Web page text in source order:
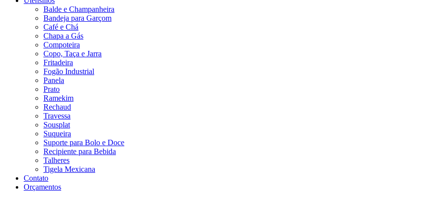
Balde e Champanheira
Bandeja para Garçom
Café e Chá
Chapa a Gás
Compoteira
Copo, Taça e Jarra
Fritadeira
Fogão Industrial
Panela
Prato
Ramekim
Rechaud
Travessa
Sousplat
Suqueira
Suporte para Bolo e Doce
Recipiente para Bebida
Talheres
Tigela Mexicana
Contato
Orçamentos